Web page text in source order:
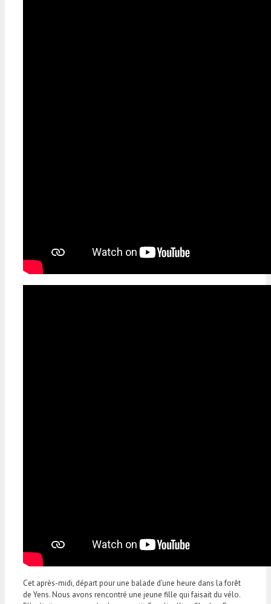
Cet après-midi, départ pour une balade d’une heure dans la forêt
de Yens. Nous avons rencontré une jeune fille qui faisait du vélo.